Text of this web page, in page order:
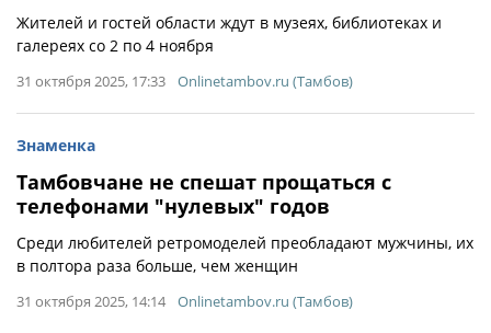
Жителей и гостей области ждут в музеях, библиотеках и
галереях со 2 по 4 ноября
31 октября 2025, 17:33 Onlinetambov.ru (Тамбов)
Знаменка
Тамбовчане не спешат прощаться с
телефонами "нулевых" годов
Среди любителей ретромоделей преобладают мужчины, их
в полтора раза больше, чем женщин
31 октября 2025, 14:14 Onlinetambov.ru (Тамбов)